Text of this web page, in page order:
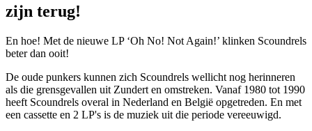
zijn terug!
En hoe! Met de nieuwe LP ‘Oh No! Not Again!’ klinken Scoundrels
beter dan ooit!
De oude punkers kunnen zich Scoundrels wellicht nog herinneren
als die grensgevallen uit Zundert en omstreken. Vanaf 1980 tot 1990
heeft Scoundrels overal in Nederland en België opgetreden. En met
een cassette en 2 LP's is de muziek uit die periode vereeuwigd.